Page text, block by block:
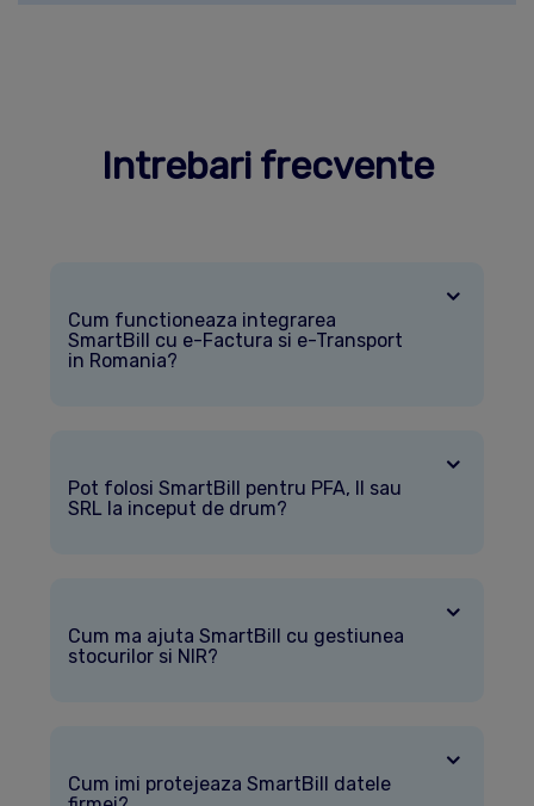
Intrebari frecvente
Cum functioneaza integrarea
SmartBill cu e-Factura si e-Transport
in Romania?
Pot folosi SmartBill pentru PFA, II sau
SRL la inceput de drum?
Cum ma ajuta SmartBill cu gestiunea
stocurilor si NIR?
Cum imi protejeaza SmartBill datele